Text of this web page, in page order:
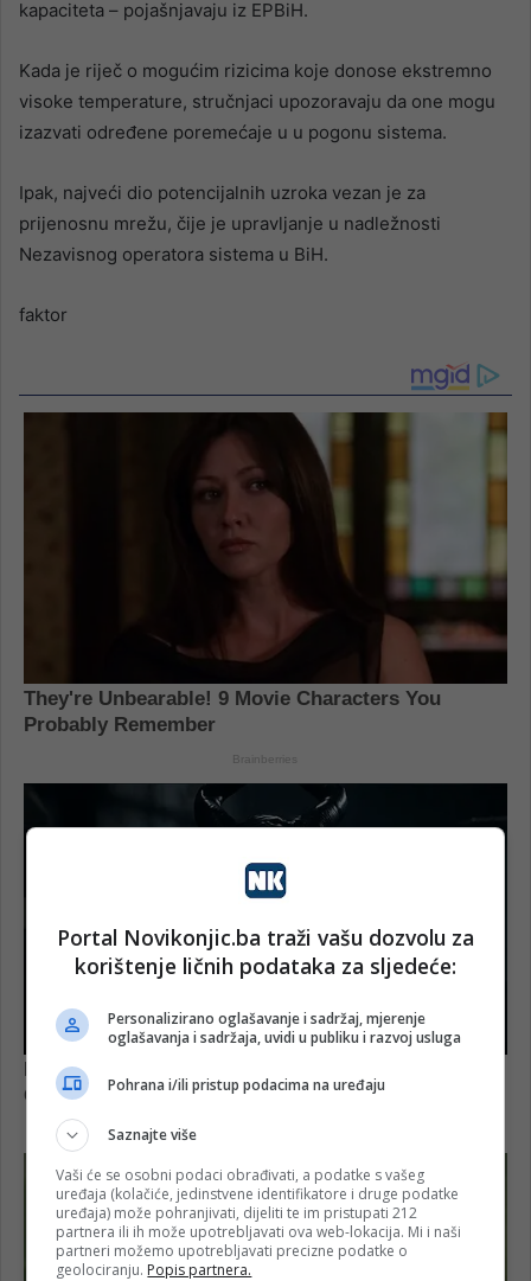
kapaciteta – pojašnjavaju iz EPBiH.
Kada je riječ o mogućim rizicima koje donose ekstremno
visoke temperature, stručnjaci upozoravaju da one mogu
izazvati određene poremećaje u u pogonu sistema.
Ipak, najveći dio potencijalnih uzroka vezan je za
prijenosnu mrežu, čije je upravljanje u nadležnosti
Nezavisnog operatora sistema u BiH.
faktor
Portal Novikonjic.ba traži vašu dozvolu za
korištenje ličnih podataka za sljedeće:
Personalizirano oglašavanje i sadržaj, mjerenje
oglašavanja i sadržaja, uvidi u publiku i razvoj usluga
Pohrana i/ili pristup podacima na uređaju
Saznajte više
Vaši će se osobni podaci obrađivati, a podatke s vašeg
uređaja (kolačiće, jedinstvene identifikatore i druge podatke
uređaja) može pohranjivati, dijeliti te im pristupati 212
partnera ili ih može upotrebljavati ova web-lokacija. Mi i naši
partneri možemo upotrebljavati precizne podatke o
geolociranju. Popis partnera.